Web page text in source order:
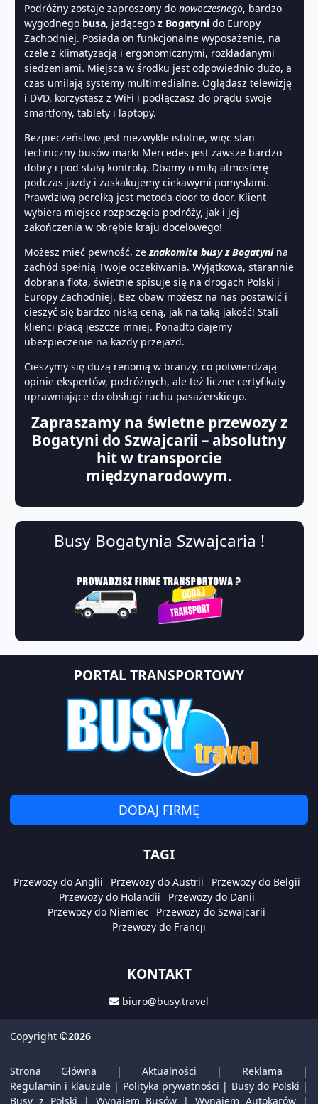
Podróżny zostaje zaproszony do nowoczesnego, bardzo
wygodnego busa, jadącego z Bogatyni do Europy
Zachodniej. Posiada on funkcjonalne wyposażenie, na
czele z klimatyzacją i ergonomicznymi, rozkładanymi
siedzeniami. Miejsca w środku jest odpowiednio dużo, a
czas umilają systemy multimedialne. Oglądasz telewizję
i DVD, korzystasz z WiFi i podłączasz do prądu swoje
smartfony, tablety i laptopy.
Bezpieczeństwo jest niezwykle istotne, więc stan
techniczny busów marki Mercedes jest zawsze bardzo
dobry i pod stałą kontrolą. Dbamy o miłą atmosferę
podczas jazdy i zaskakujemy ciekawymi pomysłami.
Prawdziwą perełką jest metoda door to door. Klient
wybiera miejsce rozpoczęcia podróży, jak i jej
zakończenia w obrębie kraju docelowego!
Możesz mieć pewność, że znakomite busy z Bogatynina
zachód spełnią Twoje oczekiwania. Wyjątkowa, starannie
dobrana flota, świetnie spisuje się na drogach Polski i
Europy Zachodniej. Bez obaw możesz na nas postawić i
cieszyć się bardzo niską ceną, jak na taką jakość! Stali
klienci płacą jeszcze mniej. Ponadto dajemy
ubezpieczenie na każdy przejazd.
Cieszymy się dużą renomą w branży, co potwierdzają
opinie ekspertów, podróżnych, ale też liczne certyfikaty
uprawniające do obsługi ruchu pasażerskiego.
Zapraszamy na świetne przewozy z
Bogatyni do Szwajcarii – absolutny
hit w transporcie
międzynarodowym.
Busy Bogatynia Szwajcaria !
PORTAL TRANSPORTOWY
DODAJ FIRMĘ
TAGI
Przewozy do Anglii Przewozy do Austrii
Przewozy do Belgii
Przewozy do Holandii
Przewozy do Danii
Przewozy do Niemiec
Przewozy do Szwajcarii
Przewozy do Francji
KONTAKT
biuro@busy.travel
Copyright ©2026
Strona Główna | Aktualności | Reklama |
Regulamin i klauzule| Polityka prywatności | Busy do Polski |
Busy z Polski | Wynajem Busów |Wynajem Autokarów |